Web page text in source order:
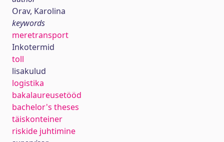
Orav, Karolina
keywords
meretransport
Inkotermid
toll
lisakulud
logistika
bakalaureusetööd
bachelor's theses
täiskonteiner
riskide juhtimine